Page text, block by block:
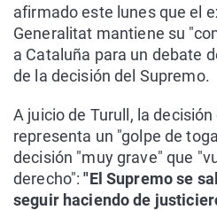
afirmado este lunes que el
Generalitat mantiene su
a Cataluña para un debate
de la decisión del Supremo.
A juicio de Turull, la
representa un "golpe de
decisión "muy grave" que
derecho":"El Supremo se
seguir haciendo de